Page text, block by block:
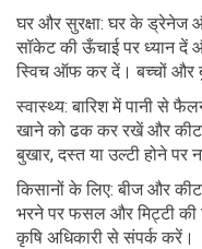
घर और सुरक्षा: घर के ड्रेनेज
सॉकेट की ऊँचाई पर ध्यान दें
स्विच ऑफ कर दें। बच्चों और
स्वास्थ्य: बारिश में पानी से
खाने को ढक कर रखें और
बुखार, दस्त या उल्टी होने
किसानों के लिए: बीज और
भरने पर फसल और मिट्टी की
कृषि अधिकारी से संपर्क करें।